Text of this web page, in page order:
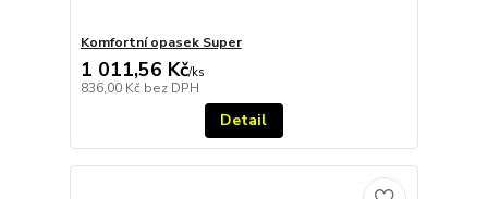
Komfortní opasek Super
1 011,56 Kč/ks
836,00 Kč bez DPH
Detail